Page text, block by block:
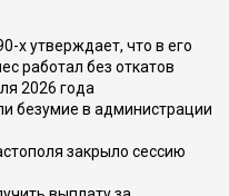
х утверждает, что в его
работал без откатов
2026 года
безумие в администрации
закрыло сессию